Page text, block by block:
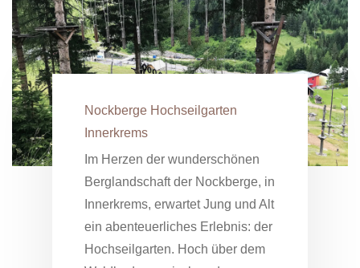
Nockberge Hochseilgarten
Innerkrems
Im Herzen der wunderschönen
Berglandschaft der Nockberge, in
Innerkrems, erwartet Jung und Alt
ein abenteuerliches Erlebnis: der
Hochseilgarten. Hoch über dem